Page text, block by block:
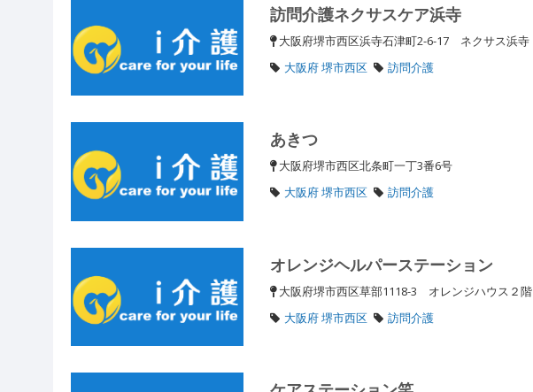
訪問介護ネクサスケア浜寺
大阪府堺市西区浜寺石津町2-6-17 ネクサス浜寺
大阪府 堺市西区
訪問介護
あきつ
大阪府堺市西区北条町一丁3番6号
大阪府 堺市西区
訪問介護
オレンジヘルパーステーション
大阪府堺市西区草部1118-3 オレンジハウス２階
大阪府 堺市西区
訪問介護